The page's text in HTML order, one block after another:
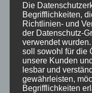
erfolgt der
das KWF ergreift
Maßnahmen, um
zu gewährleisten.
seinen Teil dazu
Die
Begrifflichkeiten,
Richtlinien- und
der Datenschutz-
verwendet
soll sowohl für die
unsere Kunden
lesbar und
gewährleisten,
Begrifflichkeiten